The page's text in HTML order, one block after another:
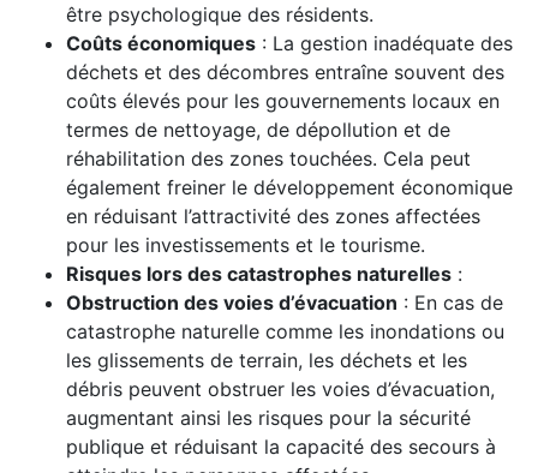
être psychologique des résidents.
Coûts économiques : La gestion inadéquate des
déchets et des décombres entraîne souvent des
coûts élevés pour les gouvernements locaux en
termes de nettoyage, de dépollution et de
réhabilitation des zones touchées. Cela peut
également freiner le développement économique
en réduisant l’attractivité des zones affectées
pour les investissements et le tourisme.
Risques lors des catastrophes naturelles :
Obstruction des voies d’évacuation : En cas de
catastrophe naturelle comme les inondations ou
les glissements de terrain, les déchets et les
débris peuvent obstruer les voies d’évacuation,
augmentant ainsi les risques pour la sécurité
publique et réduisant la capacité des secours à